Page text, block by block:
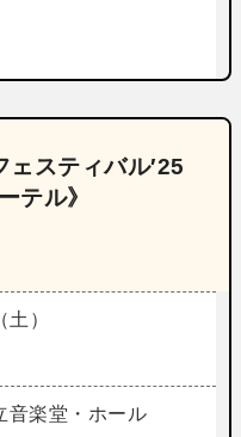
スティバル′25
テル》
）
音楽堂・ホール